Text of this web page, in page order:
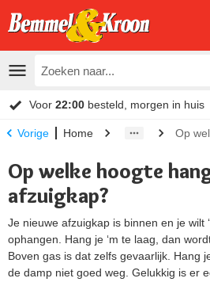
Voor 22:00 besteld, morgen in huis
Vorige Home Op
Op welke hoogte
afzuigkap?
Je nieuwe afzuigkap is binnen en je wilt
ophangen. Hang je ‘m te laag, dan
Boven gas is dat zelfs gevaarlijk. Hang
de damp niet goed weg. Gelukkig is er